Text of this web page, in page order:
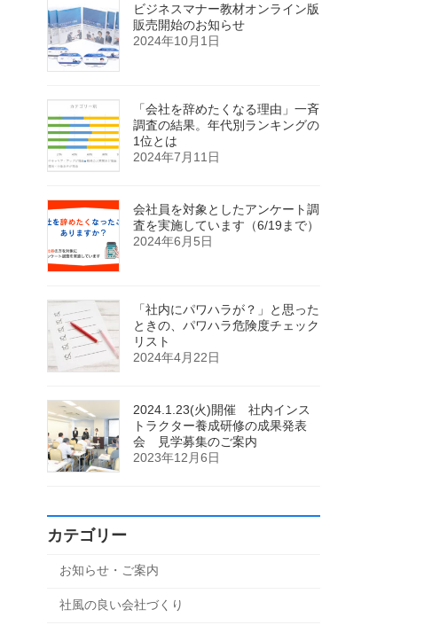
ビジネスマナー教材オンライン版
販売開始のお知らせ
2024年10月1日
「会社を辞めたくなる理由」一斉
調査の結果。年代別ランキングの
1位とは
2024年7月11日
会社員を対象としたアンケート調
査を実施しています（6/19まで）
2024年6月5日
「社内にパワハラが？」と思った
ときの、パワハラ危険度チェック
リスト
2024年4月22日
2024.1.23(火)開催 社内インス
トラクター養成研修の成果発表
会 見学募集のご案内
2023年12月6日
カテゴリー
お知らせ・ご案内
社風の良い会社づくり